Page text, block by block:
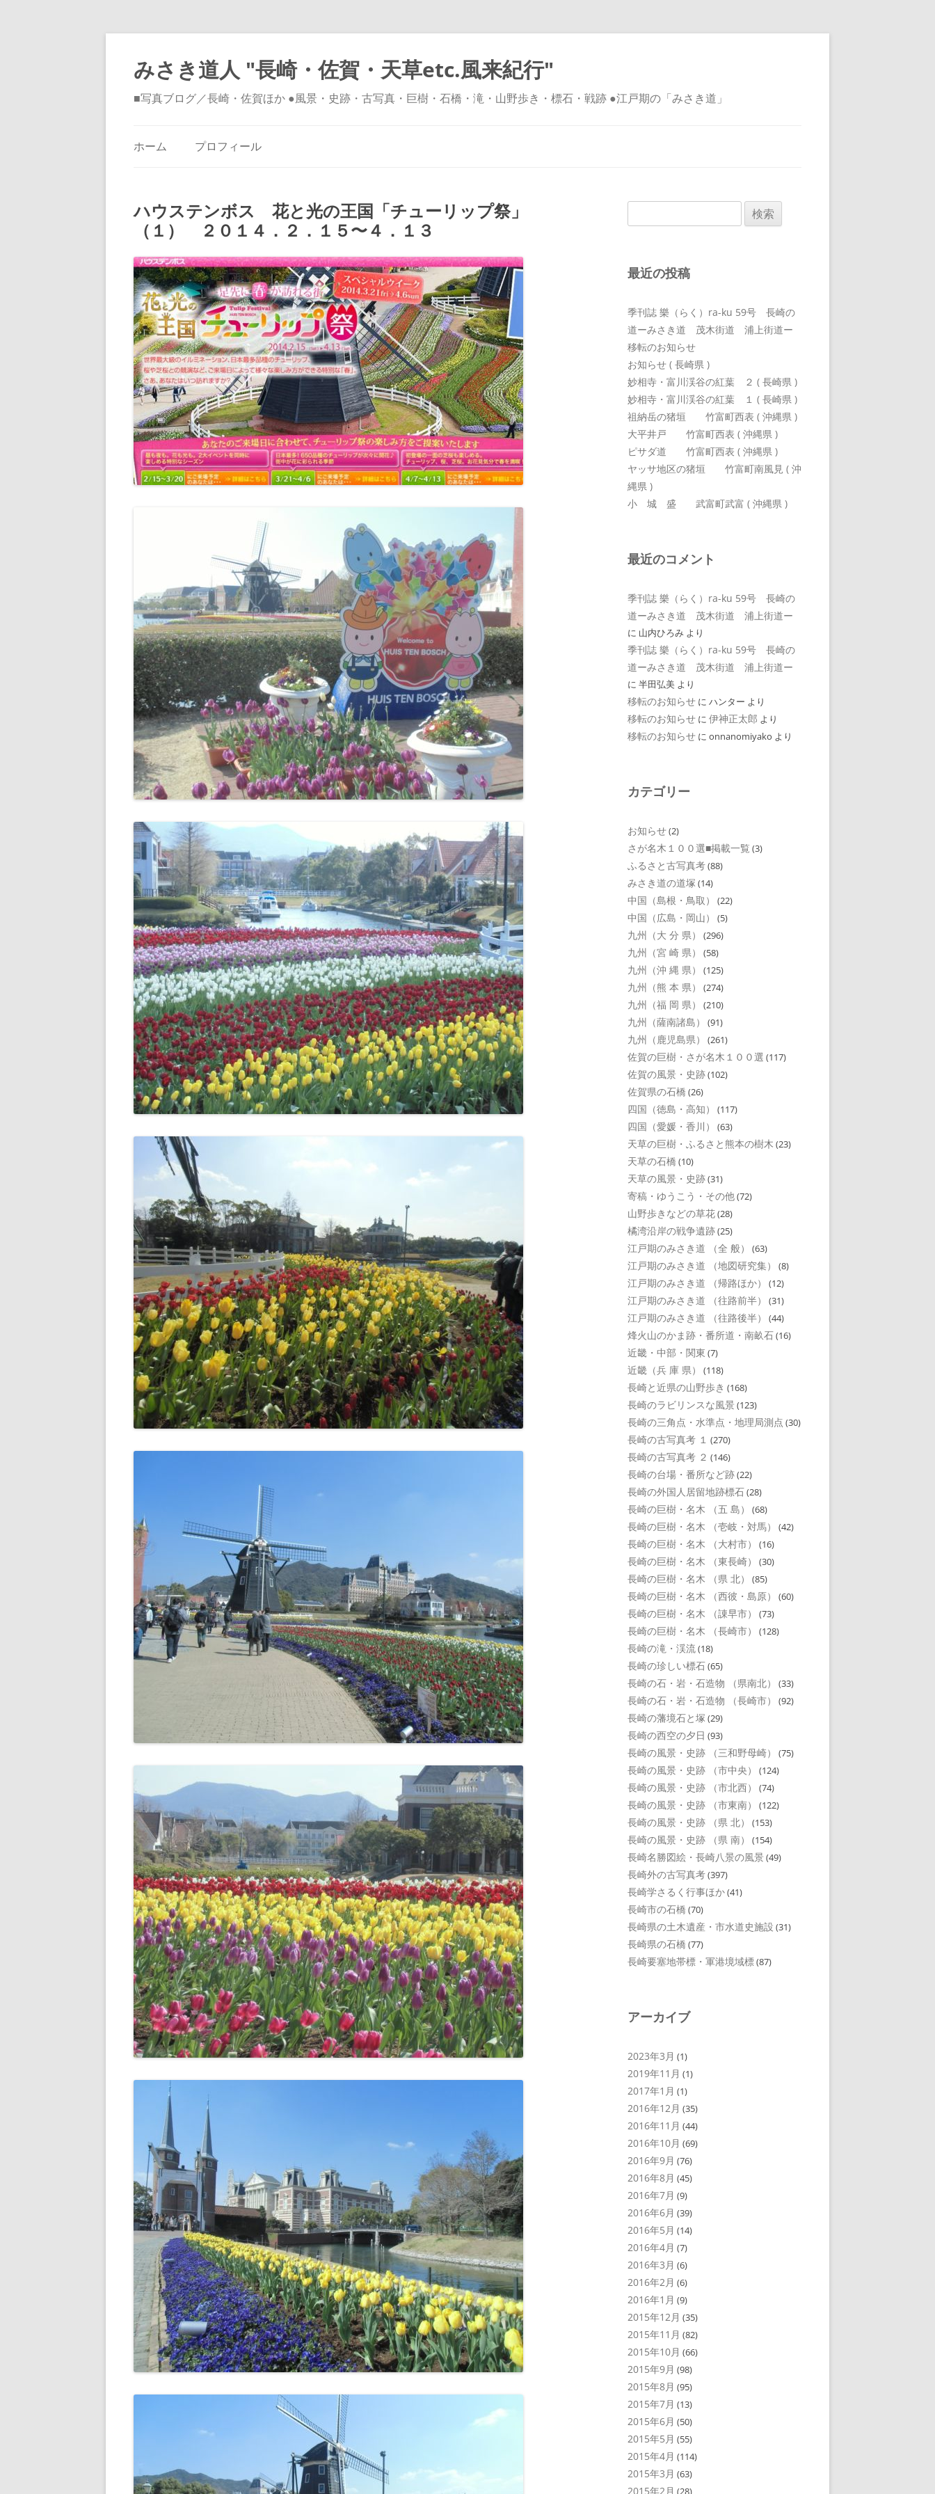
みさき道人 "長崎・佐賀・天草etc.風来紀行"
■写真ブログ／長崎・佐賀ほか ●風景・史跡・古写真・巨樹・石橋・滝・山野歩き・標石・戦跡 ●江戸期の「みさき道」
ッ
プ
ホーム プロフィール
ハウステンボス 花と光の王国「チューリップ祭」
（１） ２０１４．２．１５〜４．１３
索:
最近の投稿
季刊誌 樂（らく）ra-ku 59号 長崎の
道ーみさき道 茂木街道 浦上街道ー
移転のお知らせ
お知らせ ( 長崎県 )
妙相寺・富川渓谷の紅葉 ２ ( 長崎県 )
妙相寺・富川渓谷の紅葉 １ ( 長崎県 )
祖納岳の猪垣 竹富町西表 ( 沖縄県 )
大平井戸 竹富町西表 ( 沖縄県 )
ピサダ道 竹富町西表 ( 沖縄県 )
ヤッサ地区の猪垣 竹富町南風見 ( 沖
縄県 )
小 城 盛 武富町武富 ( 沖縄県 )
最近のコメント
季刊誌 樂（らく）ra-ku 59号 長崎の
道ーみさき道 茂木街道 浦上街道ー
に 山内ひろみ より
季刊誌 樂（らく）ra-ku 59号 長崎の
道ーみさき道 茂木街道 浦上街道ー
に 半田弘美 より
移転のお知らせ に ハンター より
移転のお知らせ に 伊神正太郎 より
移転のお知らせ に onnanomiyako より
カテゴリー
お知らせ(2)
さが名木１００選■掲載一覧 (3)
ふるさと古写真考(88)
みさき道の道塚 (14)
中国（島根・鳥取） (22)
中国（広島・岡山） (5)
九州（大 分 県） (296)
九州（宮 崎 県） (58)
九州（沖 縄 県） (125)
九州（熊 本 県） (274)
九州（福 岡 県） (210)
九州（薩南諸島） (91)
九州（鹿児島県） (261)
佐賀の巨樹・さが名木１００選 (117)
佐賀の風景・史跡(102)
佐賀県の石橋 (26)
四国（徳島・高知） (117)
四国（愛媛・香川） (63)
天草の巨樹・ふるさと熊本の樹木 (23)
天草の石橋 (10)
天草の風景・史跡(31)
寄稿・ゆうこう・その他(72)
山野歩きなどの草花(28)
橘湾沿岸の戦争遺跡(25)
江戸期のみさき道 （全 般） (63)
江戸期のみさき道 （地図研究集） (8)
江戸期のみさき道 （帰路ほか） (12)
江戸期のみさき道 （往路前半） (31)
江戸期のみさき道 （往路後半） (44)
烽火山のかま跡・番所道・南畝石(16)
近畿・中部・関東 (7)
近畿（兵 庫 県） (118)
長崎と近県の山野歩き (168)
長崎のラビリンスな風景 (123)
長崎の三角点・水準点・地理局測点 (30)
長崎の古写真考 １ (270)
長崎の古写真考 ２ (146)
長崎の台場・番所など跡(22)
長崎の外国人居留地跡標石(28)
長崎の巨樹・名木 （五 島） (68)
長崎の巨樹・名木 （壱岐・対馬） (42)
長崎の巨樹・名木 （大村市） (16)
長崎の巨樹・名木 （東長崎） (30)
長崎の巨樹・名木 （県 北） (85)
長崎の巨樹・名木 （西彼・島原） (60)
長崎の巨樹・名木 （諌早市） (73)
長崎の巨樹・名木 （長崎市） (128)
長崎の滝・渓流(18)
長崎の珍しい標石(65)
長崎の石・岩・石造物 （県南北） (33)
長崎の石・岩・石造物 （長崎市） (92)
長崎の藩境石と塚 (29)
長崎の西空の夕日 (93)
長崎の風景・史跡 （三和野母崎） (75)
長崎の風景・史跡 （市中央） (124)
長崎の風景・史跡 （市北西） (74)
長崎の風景・史跡 （市東南） (122)
長崎の風景・史跡 （県 北） (153)
長崎の風景・史跡 （県 南） (154)
長崎名勝図絵・長崎八景の風景 (49)
長崎外の古写真考(397)
長崎学さるく行事ほか(41)
長崎市の石橋 (70)
長崎県の土木遺産・市水道史施設 (31)
長崎県の石橋 (77)
長崎要塞地帯標・軍港境域標(87)
アーカイブ
2023年3月 (1)
2019年11月 (1)
2017年1月 (1)
2016年12月 (35)
2016年11月 (44)
2016年10月 (69)
2016年9月 (76)
2016年8月 (45)
2016年7月 (9)
2016年6月 (39)
2016年5月 (14)
2016年4月 (7)
2016年3月 (6)
2016年2月 (6)
2016年1月 (9)
2015年12月 (35)
2015年11月 (82)
2015年10月 (66)
2015年9月 (98)
2015年8月 (95)
2015年7月 (13)
2015年6月 (50)
2015年5月 (55)
2015年4月 (114)
2015年3月 (63)
2015年2月 (28)